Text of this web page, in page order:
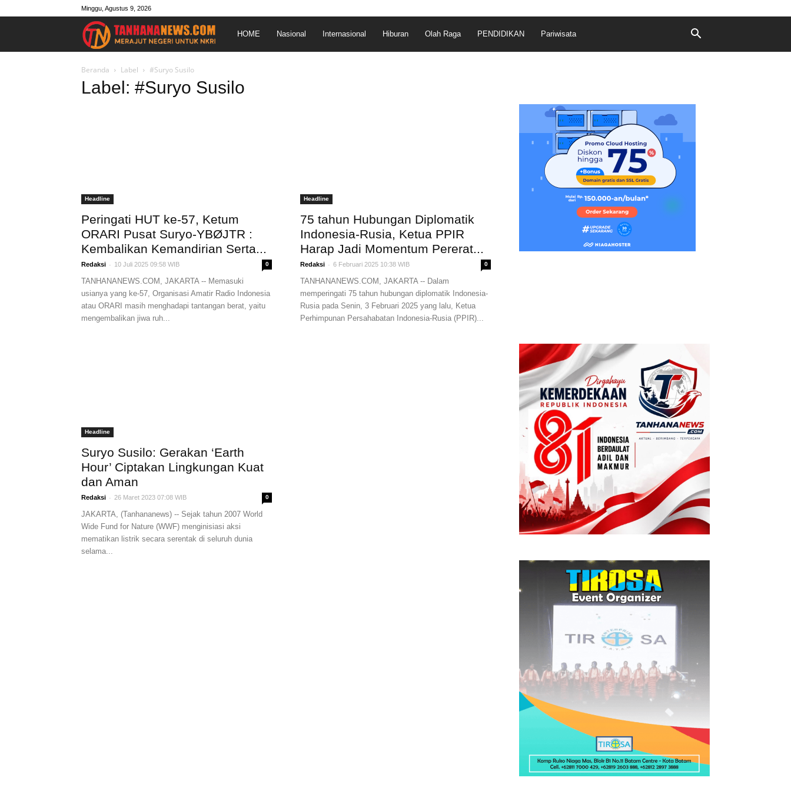
Minggu, Agustus 9, 2026
Merajut
HOME Nasional Internasional Hiburan Olah Raga PENDIDIKAN Pariwisata
Beranda Label #Suryo Susilo
Label: #Suryo Susilo
Headline
Peringati HUT ke-57, Ketum
ORARI Pusat Suryo-YBØJTR :
Kembalikan Kemandirian Serta...
Redaksi - 10 Juli 2025 09:58 WIB 0
TANHANANEWS.COM, JAKARTA -- Memasuki
usianya yang ke-57, Organisasi Amatir Radio Indonesia
atau ORARI masih menghadapi tantangan berat, yaitu
mengembalikan jiwa ruh...
Headline
75 tahun Hubungan Diplomatik
Indonesia-Rusia, Ketua PPIR
Harap Jadi Momentum Pererat...
Redaksi - 6 Februari 2025 10:38 WIB 0
TANHANANEWS.COM, JAKARTA -- Dalam
memperingati 75 tahun hubungan diplomatik Indonesia-
Rusia pada Senin, 3 Februari 2025 yang lalu, Ketua
Perhimpunan Persahabatan Indonesia-Rusia (PPIR)...
Headline
Suryo Susilo: Gerakan ‘Earth
Hour’ Ciptakan Lingkungan Kuat
dan Aman
Redaksi - 26 Maret 2023 07:08 WIB 0
JAKARTA, (Tanhananews) -- Sejak tahun 2007 World
Wide Fund for Nature (WWF) menginisiasi aksi
mematikan listrik secara serentak di seluruh dunia
selama...